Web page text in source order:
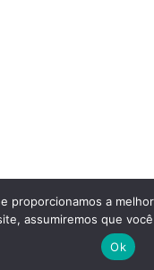
proporcionamos a
assumiremos que
Ok